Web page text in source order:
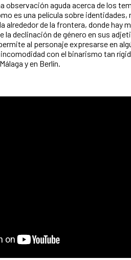
observación aguda acerca de los
es una película sobre identidades,
alrededor de la frontera, donde hay
la declinación de género en sus
al personaje expresarse en
con el binarismo tan
y en Berlín.